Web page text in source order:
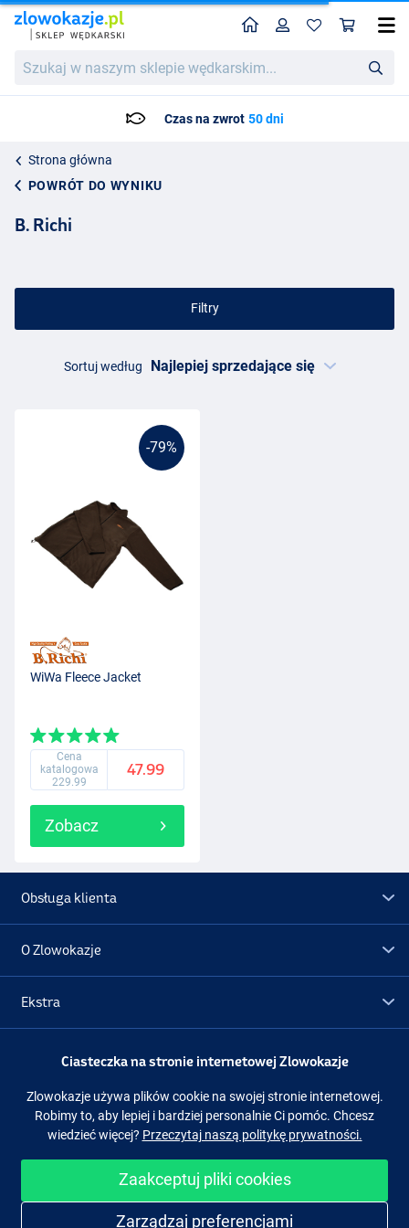
w
HomeProfil
Czas dostawy: Maks.
Strona główna
POWRÓT DO WYNIKU
B. Richi
Filtry
Sortuj według
-79%
WiWa Fleece Jacket
Cena
katalogowa
229.99
47.99
Zobacz
Obsługa klienta
O Zlowokazje
Ekstra
Promocje
Obserwuj nas Facebook Instagram
Ciasteczka na stronie internetowej Zlowokazje
Zlowokazje używa plików cookie na swojej stronie internetowej.
Robimy to, aby lepiej i bardziej personalnie Ci pomóc. Chcesz
wiedzieć więcej? Przeczytaj naszą politykę prywatności.
Zaakceptuj pliki cookies
Zarządzaj preferencjami